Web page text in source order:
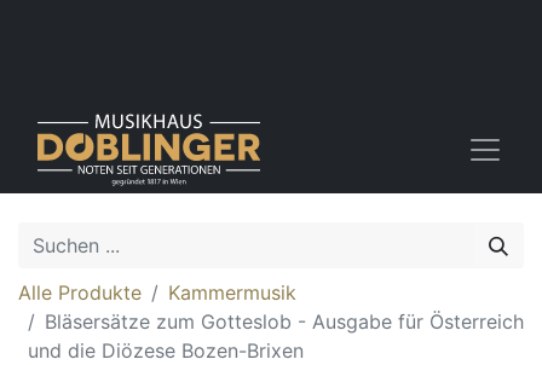
Alle Produkte
Kammermusik
Bläsersätze zum Gotteslob - Ausgabe für Österreich
und die Diözese Bozen-Brixen